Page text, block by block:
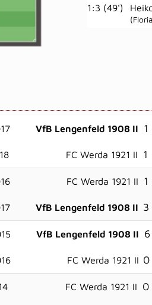
1:3 (49')
VfB Lengenfeld 1908 II
FC Werda 1921 II 1
FC Werda 1921 II 1
VfB Lengenfeld 1908 II 3
VfB Lengenfeld 1908 II
FC Werda 1921 II 0
FC Werda 1921 II 0